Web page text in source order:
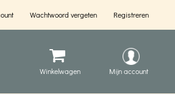
Wachtwoord vergeten Registreren
Mijn account